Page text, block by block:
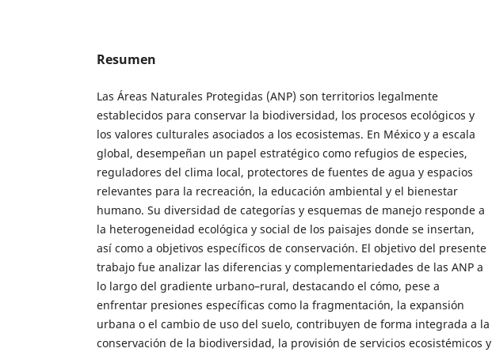
Resumen
Las Áreas Naturales Protegidas (ANP) son territorios legalmente
establecidos para conservar la biodiversidad, los procesos ecológicos y
los valores culturales asociados a los ecosistemas. En México y a escala
global, desempeñan un papel estratégico como refugios de especies,
reguladores del clima local, protectores de fuentes de agua y espacios
relevantes para la recreación, la educación ambiental y el bienestar
humano. Su diversidad de categorías y esquemas de manejo responde a
la heterogeneidad ecológica y social de los paisajes donde se insertan,
así como a objetivos específicos de conservación. El objetivo del presente
trabajo fue analizar las diferencias y complementariedades de las ANP a
lo largo del gradiente urbano–rural, destacando el cómo, pese a
enfrentar presiones específicas como la fragmentación, la expansión
urbana o el cambio de uso del suelo, contribuyen de forma integrada a la
conservación de la biodiversidad, la provisión de servicios ecosistémicos y